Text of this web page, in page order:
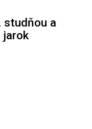
studňou a
jarok